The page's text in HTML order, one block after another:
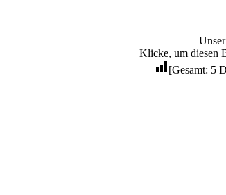
Klicke, um diesen
[Gesamt: 5